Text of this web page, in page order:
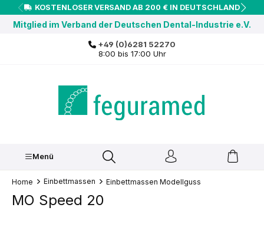
springen
KOSTENLOSER VERSAND AB 200 € IN DEUTSCHLAND
Mitglied im Verband der Deutschen Dental-Industrie e.V.
+49 (0)6281 52270
8:00 bis 17:00 Uhr
Menü
Home Einbettmassen Einbettmassen Modellguss
MO Speed 20